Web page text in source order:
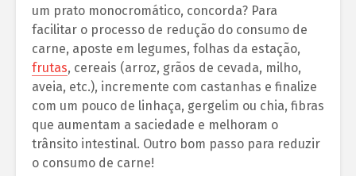
um prato monocromático, concorda? Para
facilitar o processo de redução do consumo de
carne, aposte em legumes, folhas da estação,
frutas, cereais (arroz, grãos de cevada, milho,
aveia, etc.), incremente com castanhas e finalize
com um pouco de linhaça, gergelim ou chia, fibras
que aumentam a saciedade e melhoram o
trânsito intestinal. Outro bom passo para reduzir
o consumo de carne!